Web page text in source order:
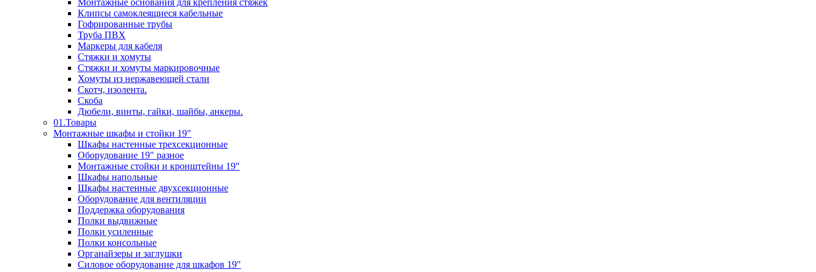
Монтажные основания для крепления стяжек
Клипсы самоклеящиеся кабельные
Гофрированные трубы
Труба ПВХ
Маркеры для кабеля
Стяжки и хомуты
Стяжки и хомуты маркировочные
Хомуты из нержавеющей стали
Скотч, изолента.
Скоба
Дюбели, винты, гайки, шайбы, анкеры.
01.Товары
Монтажные шкафы и стойки 19"
Шкафы настенные трехсекционные
Оборудование 19" разное
Монтажные стойки и кронштейны 19"
Шкафы напольные
Шкафы настенные двухсекционные
Оборудование для вентиляции
Поддержка оборудования
Полки выдвижные
Полки усиленные
Полки консольные
Органайзеры и заглушки
Силовое оборудование для шкафов 19"